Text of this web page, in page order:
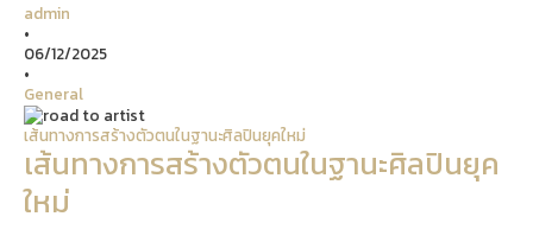
admin
•
06/12/2025
•
General
เส้นทางการสร้างตัวตนในฐานะศิลปินยุคใหม่
เส้นทางการสร้างตัวตนในฐานะศิลปินยุค
ใหม่